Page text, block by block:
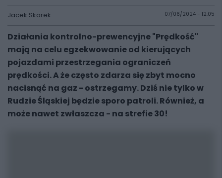
Jacek Skorek 07/06/2024 - 12:05
Działania kontrolno-prewencyjne "Prędkość"
mają na celu egzekwowanie od kierujących
pojazdami przestrzegania ograniczeń
prędkości. A że często zdarza się zbyt mocno
nacisnąć na gaz - ostrzegamy. Dziś nie tylko w
Rudzie Śląskiej będzie sporo patroli. Również, a
może nawet zwłaszcza - na strefie 30!